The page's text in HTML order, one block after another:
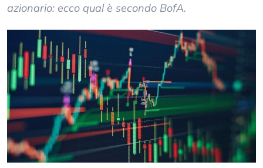
azionario: ecco qual è secondo BofA.